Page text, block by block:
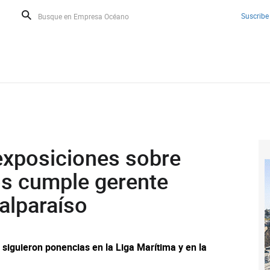
Suscribe
sobre
cumple gerente
ponencias en la Liga Marítima y en la